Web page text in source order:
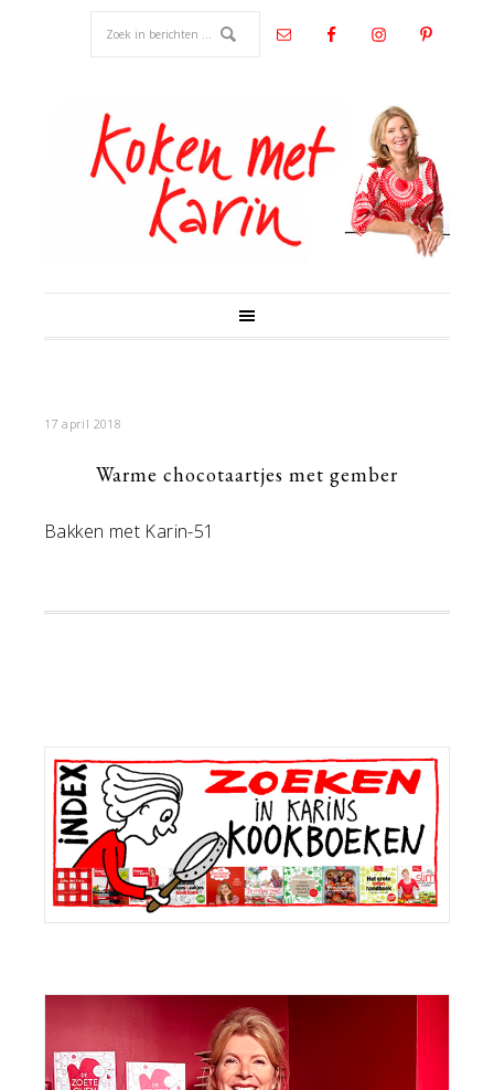
17 april 2018
Warme chocotaartjes met gember
Bakken met Karin-51
Primaire
Sidebar